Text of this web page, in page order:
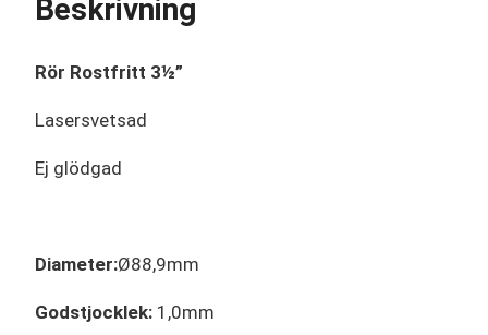
Beskrivning
Rör Rostfritt 3½”
Lasersvetsad
Ej glödgad
Diameter:Ø88,9mm
Godstjocklek: 1,0mm